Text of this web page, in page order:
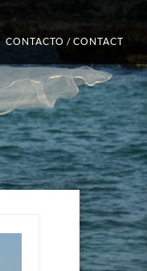
CONTACTO / CONTACT